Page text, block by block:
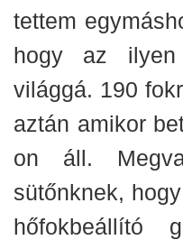
tettem
hogy az ilyen
világgá. 190
aztán amikor
on áll.
sütőnknek,
hőfokbeállító